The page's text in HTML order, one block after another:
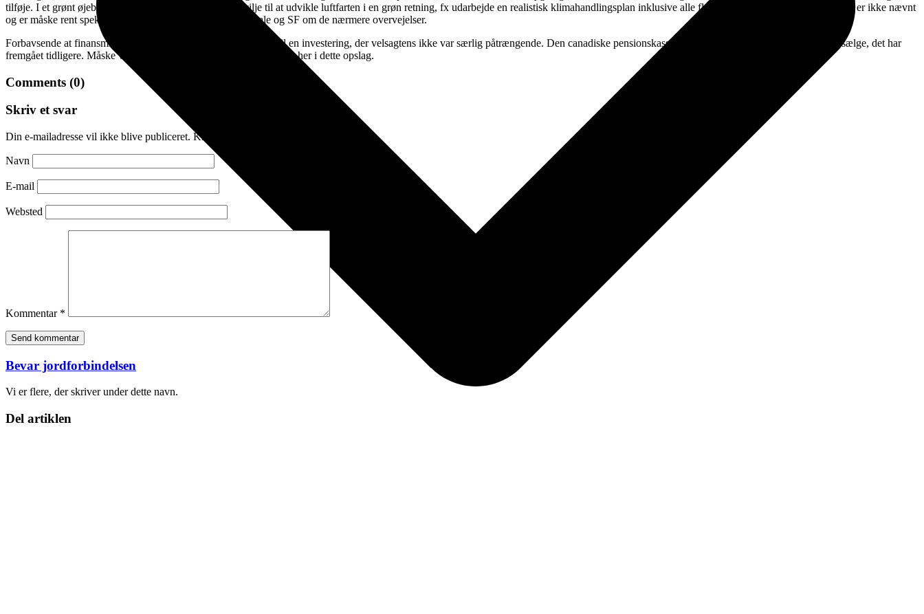
tilføje. I et grønt øjeblik kunne købet også udtrykke en vilje til at udvikle luftfarten i en grøn retning, fx udarbejde en realistisk klimahandlingsplan inklusive alle flyvninger fra lufthavnen. Det sidste er ikke nævnt
og er måske rent spekulativt. Spændende at høre fra Radikale og SF om de nærmere overvejelser.
Forbavsende at finansministeren sådan kan hive 32 mia. kr. ud til en investering, der velsagtens ikke var særlig påtrængende. Den canadiske pensionskasse Ontario Teacher’s Pension Fund ville sælge, det har
fremgået tidligere. Måske ville ATP også gerne ud? Vi følger sagen her i dette opslag.
Comments (0)
Skriv et svar
Din e-mailadresse vil ikke blive publiceret. Krævede felter er markeret med
Navn
E-mail
Websted
Kommentar *
Bevar jordforbindelsen
Vi er flere, der skriver under dette navn.
Del artiklen